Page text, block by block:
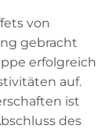
von
gebracht
erfolgreich
auf.
ist
des